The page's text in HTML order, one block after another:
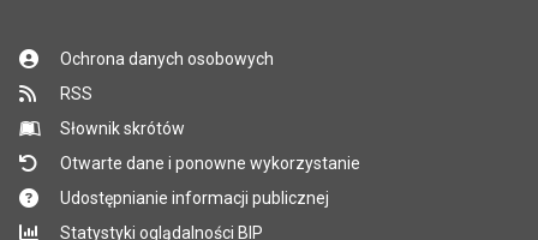
Ochrona danych osobowych
RSS
Słownik skrótów
Otwarte dane i ponowne wykorzystanie
Udostępnianie informacji publicznej
Statystyki oglądalności BIP